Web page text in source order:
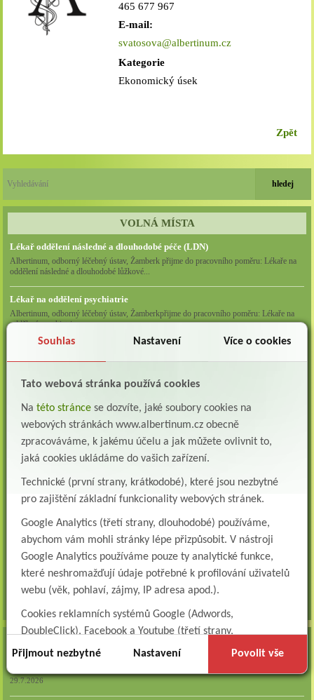
465 677 967
E-mail:
svatosova@albertinum.cz
Kategorie
Ekonomický úsek
Zpět
VOLNÁ MÍSTA
Lékař oddělení následné a dlouhodobé péče (LDN)
Albertinum, odborný léčebný ústav, Žamberk přijme do pracovního poměru: Lékaře na
oddělení následné a dlouhodobé lůžkové...
Lékař na oddělení psychiatrie
Albertinum, odborný léčebný ústav, Žamberkpřijme do pracovního poměru: Lékaře na
oddělení psychiatrie ...
Všeobecná/praktická sestra na LDN
Přidejte se k nám Do našeho týmu přijmeme všeobecnou nebo praktickou sestru na
lůžkové oddělení následné a dlouhodobé pé...
Všeobecná sestra na plicní oddělení
SESTRA na oddělení pneumologie a ftizeologiePr...
Albertinum, OLÚ, Žamberk přijme
KLINICKÉHO LOGOPEDA Nab...
Ergoterapeut/ka
Albertinum, odborný léčebný ústav, přijme do pracovního
poměru: ERGOTERAPEUTA, EGOTERAPEUTKU Požadujeme:odbornou způsobi...
všechna volná místa »
29.7.2026
Souhlas Nastavení Více o cookies
Tato webová stránka používá cookies
Na této stránce se dozvíte, jaké soubory cookies na
webových stránkách www.albertinum.cz obecně
zpracováváme, k jakému účelu a jak můžete ovlivnit to,
jaká cookies ukládáme do vašich zařízení.
Technické (první strany, krátkodobé), které jsou nezbytné
pro zajištění základní funkcionality webových stránek.
Google Analytics (třetí strany, dlouhodobé) používáme,
abychom vám mohli stránky lépe přizpůsobit. V nástroji
Google Analytics používáme pouze ty analytické funkce,
které neshromažďují údaje potřebné k profilování uživatelů
webu (věk, pohlaví, zájmy, IP adresa apod.).
Cookies reklamních systémů Google (Adwords,
DoubleClick), Facebook a Youtube (třetí strany,
dlouhodobé). Tyto
cookiesslouží k marketingovému
například prostřednictvím personalizované reklamy na
Přijmout nezbytné Nastavení Povolit vše